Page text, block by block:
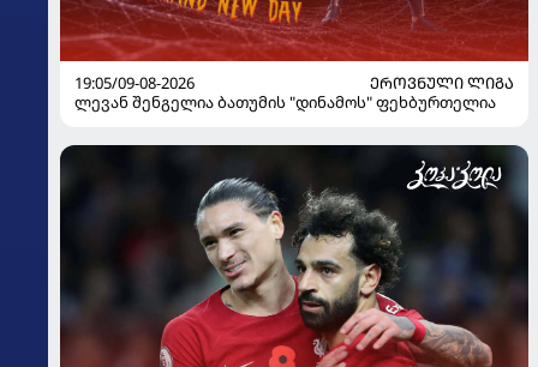
19:05/09-08-2026
ᲔᲠᲝᲕᲜᲣᲚᲘ ᲚᲘᲒᲐ
ლევან შენგელია ბათუმის "დინამოს" ფეხბურთელია